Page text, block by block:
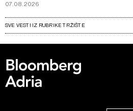
07.08.2026
SVE VESTI IZ RUBRIKE TRŽIŠTE